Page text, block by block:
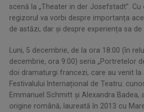
scenă la „Theater in der Josefstadt”. Cu
regizorul va vorbi despre importanța
de astăzi, dar și despre experiența sa de
Luni, 5 decembrie, de la ora 18:00 (în
decembrie, ora 9:00) seria „Portretelor
doi dramaturgi francezi, care au venit la
Festivalului Internațional de Teatru:
Emmanuel Schmitt și Alexandra Badea,
origine română, laureată în 2013 cu